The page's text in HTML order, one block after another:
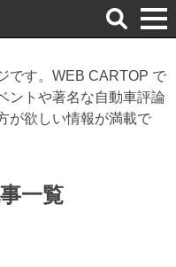
検
索
です。WEB CARTOP で
ントや著名な自動車評論
が欲しい情報が満載で
一覧